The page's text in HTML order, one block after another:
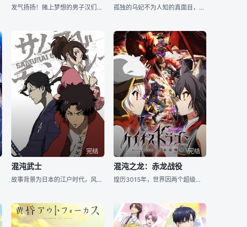
发气扬扬！赌上梦想的男子汉们的激斗开始了—— 出现在弱小的大太刀高中相扑部的新生，“小小”少年·潮火之丸！ 这名新部员的体格与以“巨大”“沉重”为绝对的竞技完全不合，但却拥有非同寻常的过去！？ 孤独的乌妃不为人知的真面目， 庄严而宏伟的中华幻想谭，开幕——！ 在后宫的深处，有一位身为妃子却不侍夜的特殊妃子——乌妃。 看过她的人，或说她是老婆婆，或说她是少女。 她能够使用不可思议的
完结
混沌武士
故事背景为日本的江户时代，风是一家小茶馆的侍女，这天茶馆里来了一群地方恶霸，其中地方官儿子龙次郎尤其欺人太甚。风因为意外得罪了龙次郎，情急之下，茶馆内一名无职浪人“无幻”出手救了风。另一方面，地方
完结
混沌之龙：赤龙战役
煌历3015年，世界因两个超级大国的冷战而四分五裂，原本守护岛国尼尔·卡姆伊的“红龙”发生异变而暴走。为此，来自三国的精英们组成了名为“混成调查队”的部队，岛国的命运即将背负在他们的身上……